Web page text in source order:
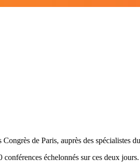
Congrès de Paris, auprès des spécialistes
conférences échelonnés sur ces deux